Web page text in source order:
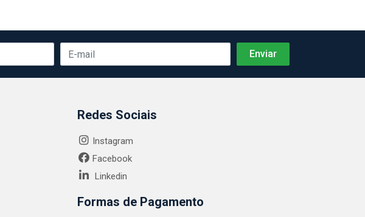
Redes Sociais
Instagram
Facebook
Linkedin
Formas de Pagamento